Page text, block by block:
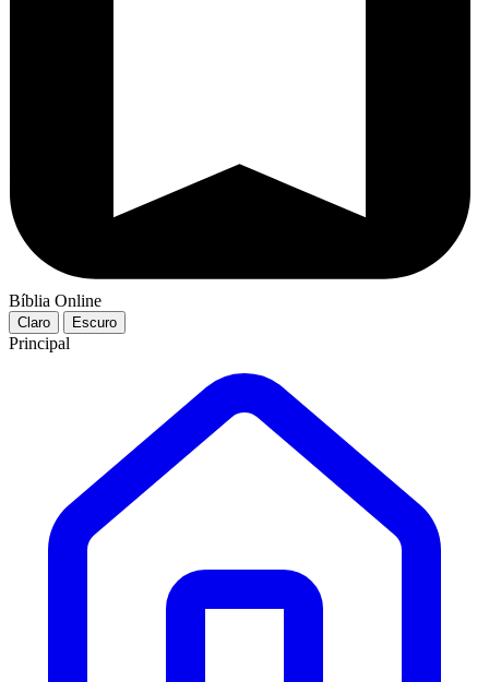
Bíblia Online
Claro Escuro
Principal